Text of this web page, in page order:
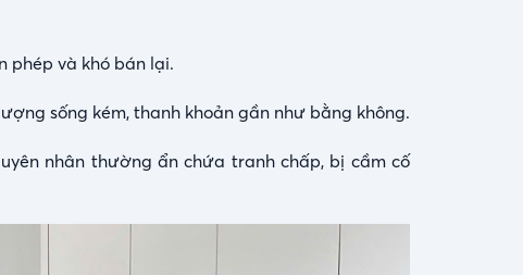
phép và khó bán lại.
sống kém, thanh khoản gần như bằng không.
nhân thường ẩn chứa tranh chấp, bị cầm cố